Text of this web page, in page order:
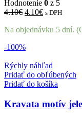
Hodnotenie 0 z 5
4.10€ Pôvodná
bola:
4.10€Aktuálna
je:
s DPH
Na objednávku 5 dní.
-100%
Rýchly náhľad
Pridať do obľúbených
Pridať do košíka
Kravata motív